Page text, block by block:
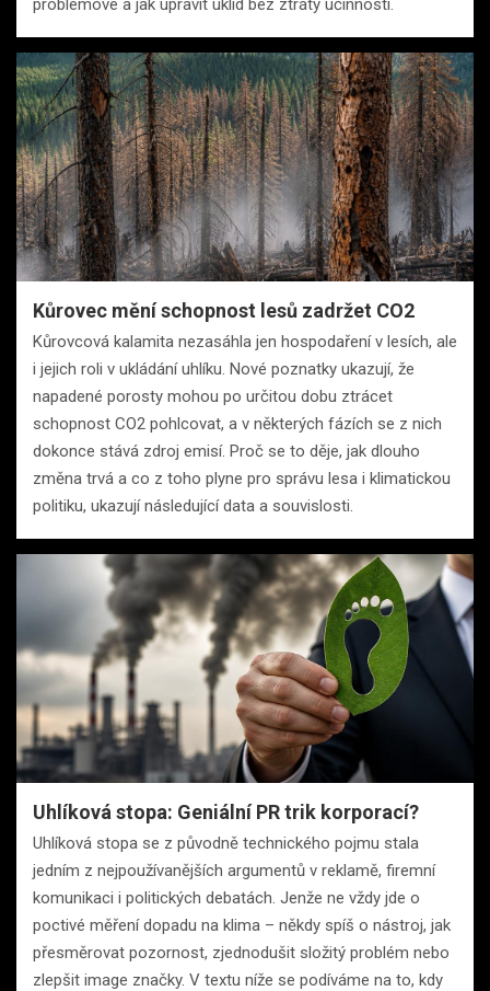
problémové a jak upravit úklid bez ztráty účinnosti.
Kůrovec mění schopnost lesů zadržet CO2
Kůrovcová kalamita nezasáhla jen hospodaření v lesích, ale
i jejich roli v ukládání uhlíku. Nové poznatky ukazují, že
napadené porosty mohou po určitou dobu ztrácet
schopnost CO2 pohlcovat, a v některých fázích se z nich
dokonce stává zdroj emisí. Proč se to děje, jak dlouho
změna trvá a co z toho plyne pro správu lesa i klimatickou
politiku, ukazují následující data a souvislosti.
Uhlíková stopa: Geniální PR trik korporací?
Uhlíková stopa se z původně technického pojmu stala
jedním z nejpoužívanějších argumentů v reklamě, firemní
komunikaci i politických debatách. Jenže ne vždy jde o
poctivé měření dopadu na klima – někdy spíš o nástroj, jak
přesměrovat pozornost, zjednodušit složitý problém nebo
zlepšit image značky. V textu níže se podíváme na to, kdy